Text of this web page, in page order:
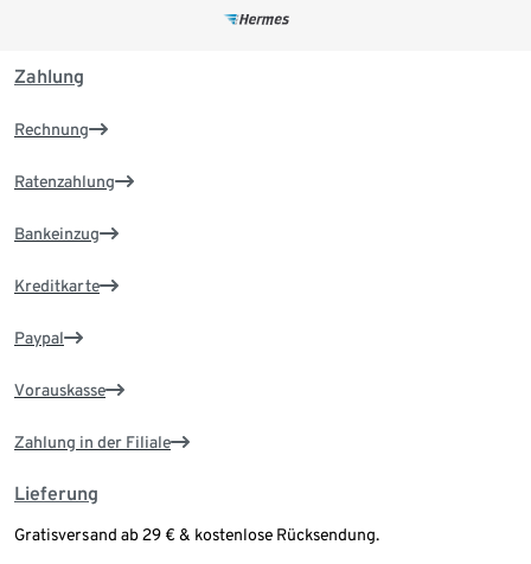
Zahlung
Rechnung
Ratenzahlung
Bankeinzug
Kreditkarte
Paypal
Vorauskasse
Zahlung in der Filiale
Lieferung
Gratisversand ab 29 € & kostenlose Rücksendung.